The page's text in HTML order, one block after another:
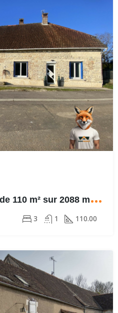
M
aison à Germigney de 110 m² sur 2088 m² de terrain
3 1 110.00